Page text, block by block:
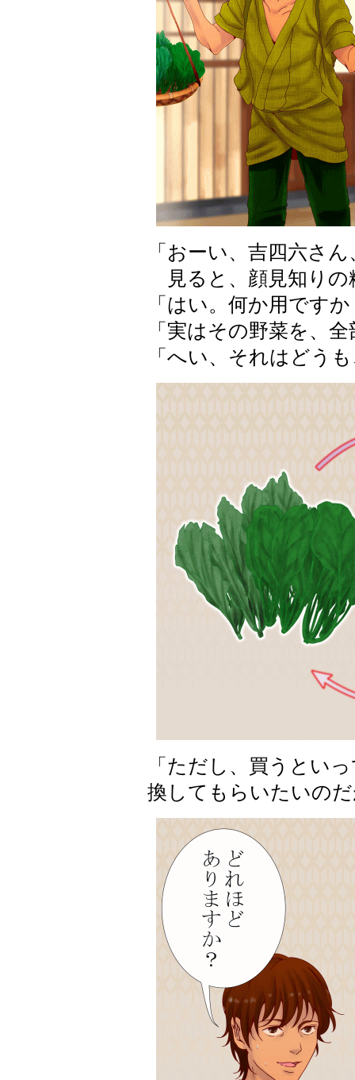
「おーい、吉四六さ
見ると、顔見知りの
「はい。何か用です
「実はその野菜を、
「へい、それはどう
「ただし、買うとい
換してもらいたいの